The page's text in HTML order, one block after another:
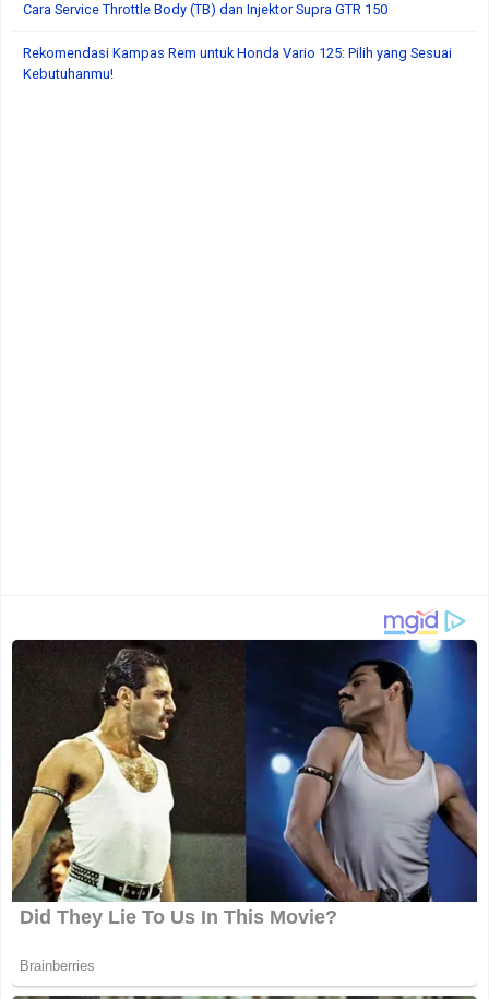
Cara Service Throttle Body (TB) dan Injektor Supra GTR 150
Rekomendasi Kampas Rem untuk Honda Vario 125: Pilih yang Sesuai
Kebutuhanmu!